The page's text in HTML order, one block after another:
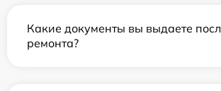
Какие документы вы выдаете
ремонта?